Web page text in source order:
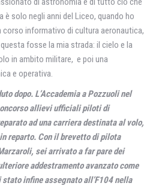
è solo negli anni del Liceo, quando ho
corso informativo di cultura aeronautica,
fosse la mia strada: il cielo e la
in ambito militare, e poi una
e operativa.
dopo. L’Accademia a Pozzuoli nel
allievi ufficiali piloti di
ad una carriera destinata al volo,
reparto. Con il brevetto di pilota
sei arrivato a far pare dei
addestramento avanzato come
infine assegnato all’F104 nella